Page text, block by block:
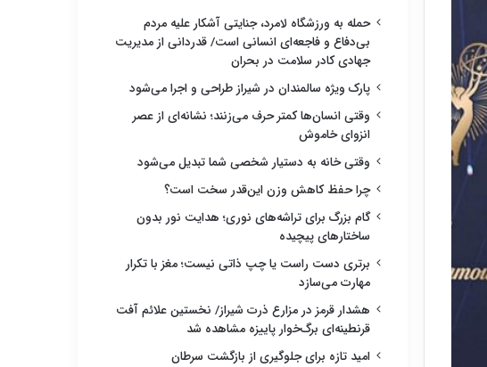
حمله به ورزشگاه لامرد، جنایتی آشکار علیه مردم
بی‌دفاع و فاجعه‌ای انسانی است/ قدردانی از مدیریت
جهادی کادر سلامت در بحران
پارک ویژه سالمندان در شیراز طراحی و اجرا می‌شود
وقتی انسان‌ها کمتر حرف می‌زنند؛ نشانه‌ای از عصر
انزوای خاموش
وقتی خانه به دستیار شخصی شما تبدیل می‌شود
چرا حفظ کاهش وزن این‌قدر سخت است؟
گام بزرگ برای تراشه‌های نوری؛ هدایت نور بدون
ساختارهای پیچیده
برتری دست راست یا چپ ذاتی نیست؛ مغز با تکرار
مهارت می‌سازد
هشدار قرمز در مزارع ذرت شیراز/ نخستین علائم آفت
قرنطینه‌ای برگ‌خوار پاییزه مشاهده شد
امید تازه برای جلوگیری از بازگشت سرطان